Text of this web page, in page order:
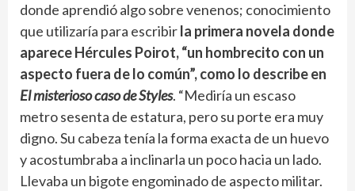
donde aprendió algo sobre venenos; conocimiento
que utilizaría para escribirla primera novela donde
aparece Hércules Poirot, “un hombrecito con un
aspecto fuera de lo común”, como lo describe en
El misterioso caso de Styles. “Mediría un escaso
metro sesenta de estatura, pero su porte era muy
digno. Su cabeza tenía la forma exacta de un huevo
y acostumbraba a inclinarla un poco hacia un lado.
Llevaba un bigote engominado de aspecto militar.